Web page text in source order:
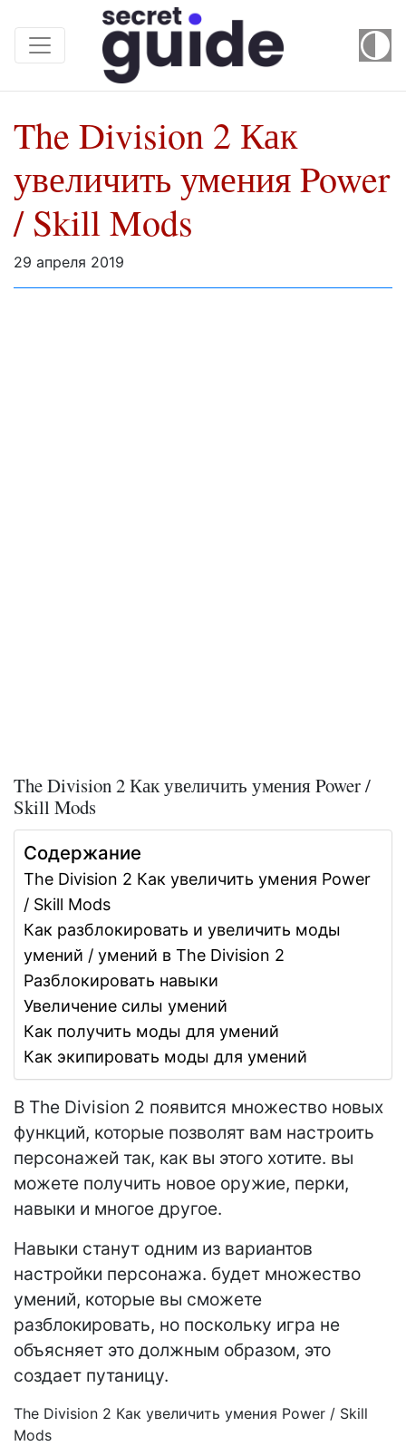
The Division 2 Как
увеличить умения Power
/ Skill Mods
29 апреля 2019
The Division 2 Как увеличить умения Power /
Skill Mods
Содержание
The Division 2 Как увеличить умения Power
/ Skill Mods
Как разблокировать и увеличить моды
умений / умений в The Division 2
Разблокировать навыки
Увеличение силы умений
Как получить моды для умений
Как экипировать моды для умений
В The Division 2 появится множество новых
функций, которые позволят вам настроить
персонажей так, как вы этого хотите. вы
можете получить новое оружие, перки,
навыки и многое другое.
Навыки станут одним из вариантов
настройки персонажа. будет множество
умений, которые вы сможете
разблокировать, но поскольку игра не
объясняет это должным образом, это
создает путаницу.
The Division 2 Как увеличить умения Power / Skill
Mods